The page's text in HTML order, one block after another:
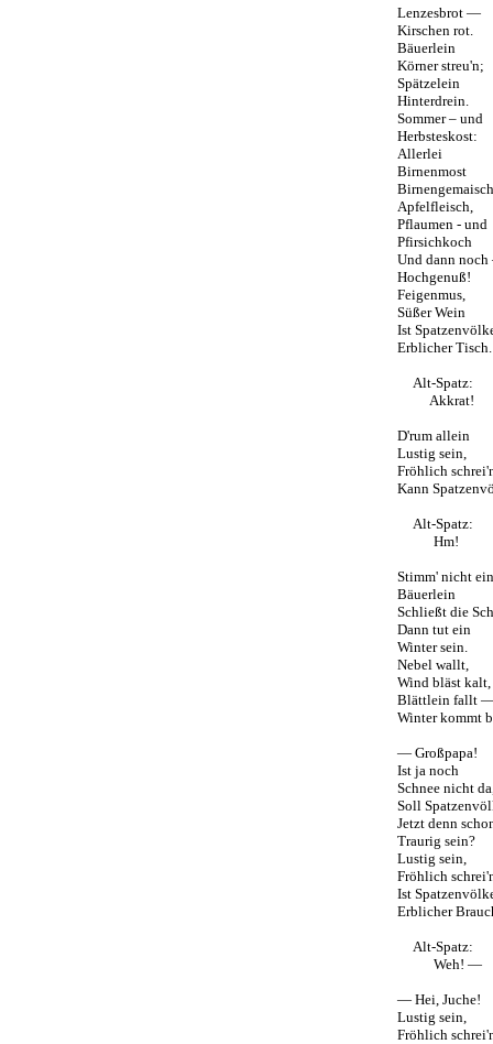
Lenzesbrot —
Kirschen rot.
Bäuerlein
Körner streu'n;
Spätzelein
Hinterdrein.
Sommer – und
Herbsteskost:
Allerlei
Birnenmost
Apfelfleisch,
Pflaumen - und
Pfirsichkoch
Und dann
Hochgenuß!
Feigenmus,
Süßer Wein
Ist
Erblicher
Alt-Spatz:
Akkrat!
D'rum allein
Lustig sein,
Fröhlich
Kann
Alt-Spatz:
Hm!
Stimm' nicht
Bäuerlein
Schließt die
Dann tut ein
Winter sein.
Nebel wallt,
Wind bläst kalt,
Blättlein fallt
Winter kommt
— Großpapa!
Ist ja noch
Schnee nicht
Soll
Jetzt denn
Traurig sein?
Lustig sein,
Fröhlich
Ist
Erblicher
Alt-Spatz:
Weh! —
— Hei, Juche!
Lustig sein,
Fröhlich